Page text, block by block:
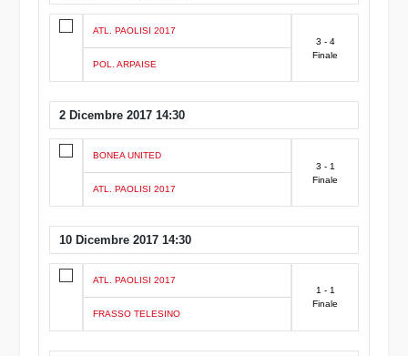
ATL. PAOLISI 2017
POL. ARPAISE
3 - 4
Finale
2 Dicembre 2017 14:30
BONEA UNITED
ATL. PAOLISI 2017
3 - 1
Finale
10 Dicembre 2017 14:30
ATL. PAOLISI 2017
FRASSO TELESINO
1 - 1
Finale